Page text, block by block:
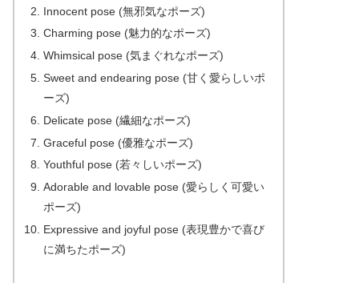
Innocent pose (無邪気なポーズ)
Charming pose (魅力的なポーズ)
Whimsical pose (気まぐれなポーズ)
Sweet and endearing pose (甘く愛らしいポ
ーズ)
Delicate pose (繊細なポーズ)
Graceful pose (優雅なポーズ)
Youthful pose (若々しいポーズ)
Adorable and lovable pose (愛らしく可愛い
ポーズ)
Expressive and joyful pose (表現豊かで喜び
に満ちたポーズ)